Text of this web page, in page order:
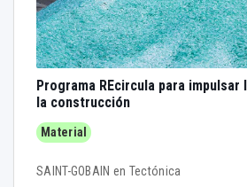
Programa REcircula para
la construcción
Material
SAINT-GOBAIN en Tectónica